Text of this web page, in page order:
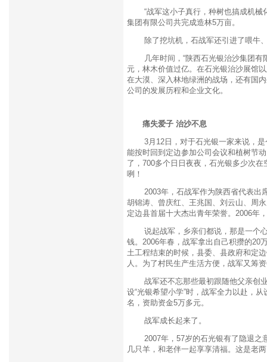
“战军这小子真行，种树也搞成机械化
集团有限公司共完成造林5万亩。
除了挖坑机，石战军还引进了喂牛、
几年时间，“陕西石光银治沙集团有限
元，林木价值过亿。在石光银治沙展馆
在大漠、深入林地绿洲的战场，还有国
公司的发展历程和企业文化。
痛失爱子 治沙不息
3月12日，对于石光银一家来说，是
能按时回到定边参加公司会议和植树节
了，700多个日日夜夜，石光银多少次
咧！
2003年，石战军作为陕西省代表出席
胡锦涛、曾庆红、王兆国、刘云山、周
定边县首届十大杰出青年荣誉。2006年
说起战军，乡亲们都说，那是一个心
钱。2006年春，战军拿出自己积攒的20
土工程结束的时候，县委、县政府和定
人。为了村民生产生活方便，战军又筹
战军还不忘那些最初跟随他父亲创业
设“光银希望小学”时，战军全力以赴，
名，资助资金5万多元。
战军成长起来了。
2007年，57岁的石光银有了隐退之意
几只羊，和老伴一起享享清福。这是老